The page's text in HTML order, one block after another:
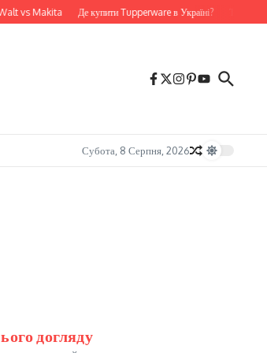
vs Makita Де купити Tupperware в Україні? ТОП-
Субота, 8 Серпня, 2026
догляду